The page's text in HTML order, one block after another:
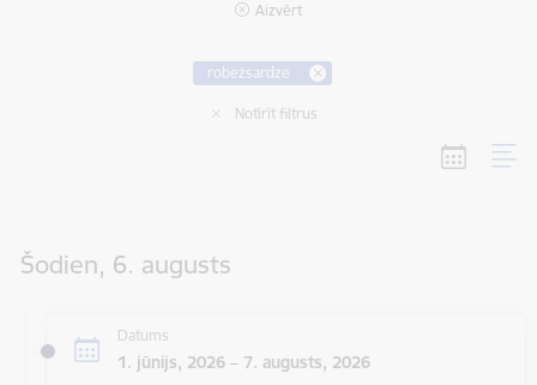
Aizvērt
robežsardze
Notīrīt filtrus
Šodien, 6. augusts
Datums
1. jūnijs, 2026 – 7. augusts, 2026